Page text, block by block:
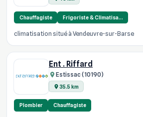
Chauffagiste Frigoriste & Climatisa…
climatisation situé à Vendeuvre-sur-Barse
Ent . Riffard
Estissac (10190)
35.5 km
Plombier Chauffagiste